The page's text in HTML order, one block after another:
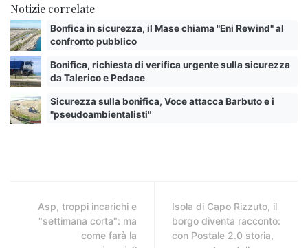
Notizie correlate
Bonfica in sicurezza, il Mase chiama "Eni Rewind" al
confronto pubblico
Bonifica, richiesta di verifica urgente sulla sicurezza
da Talerico e Pedace
Sicurezza sulla bonifica, Voce attacca Barbuto e i
"pseudoambientalisti"
Asp, troppi incarichi e
"settimana corta": ma
come farà la
Isola di Capo Rizzuto, il
borgo diventa racconto:
con Postale 2.0 storia,